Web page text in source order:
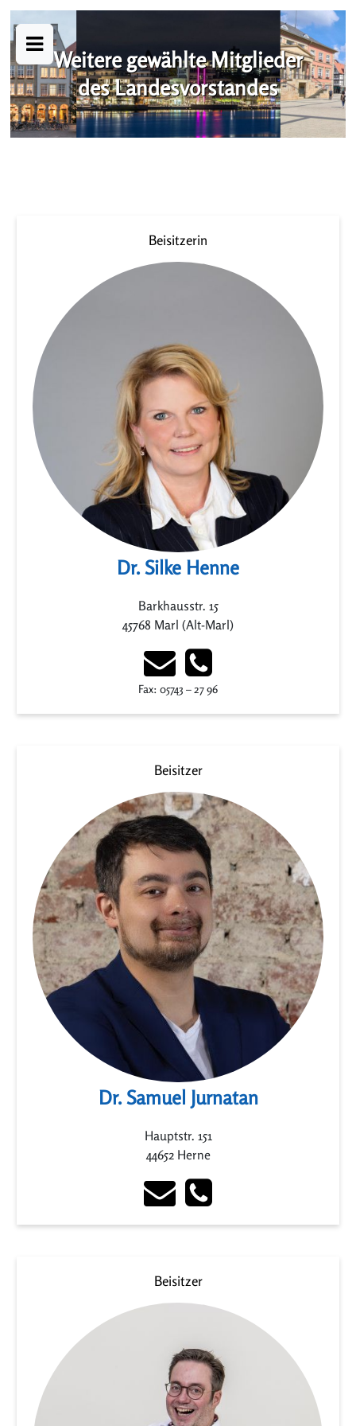
Weitere gewählte Mitglieder
des Landesvorstandes
Beisitzerin
Dr. Silke Henne
Barkhausstr. 15
45768 Marl (Alt-Marl)
Fax: 05743 – 27 96
Beisitzer
Dr. Samuel Jurnatan
Hauptstr. 151
44652 Herne
Beisitzer